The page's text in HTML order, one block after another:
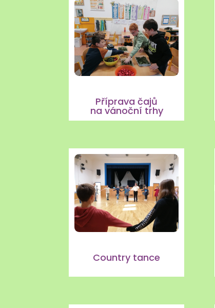
Příprava čajů
na vánoční trhy
Country tance